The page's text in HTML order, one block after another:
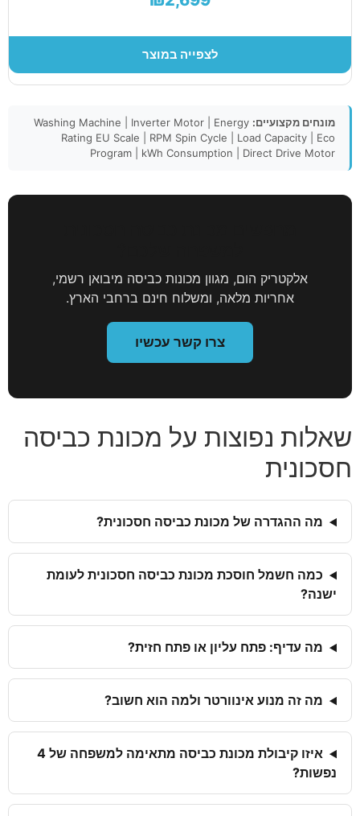
לצפייה במוצר
מונחים מקצועיים: Washing Machine | Inverter Motor | Energy
Rating EU Scale | RPM Spin Cycle | Load Capacity | Eco
Program | kWh Consumption | Direct Drive Motor
אלקטריק הום, מגוון מכונות כביסה מיבואן רשמי,
אחריות מלאה, ומשלוח חינם ברחבי הארץ.
צרו קשר עכשיו
שאלות נפוצות על מכונת כביסה
חסכונית
מה ההגדרה של מכונת כביסה חסכונית?
כמה חשמל חוסכת מכונת כביסה חסכונית לעומת
ישנה?
מה עדיף: פתח עליון או פתח חזית?
מה זה מנוע אינוורטר ולמה הוא חשוב?
איזו קיבולת מכונת כביסה מתאימה למשפחה של 4
נפשות?